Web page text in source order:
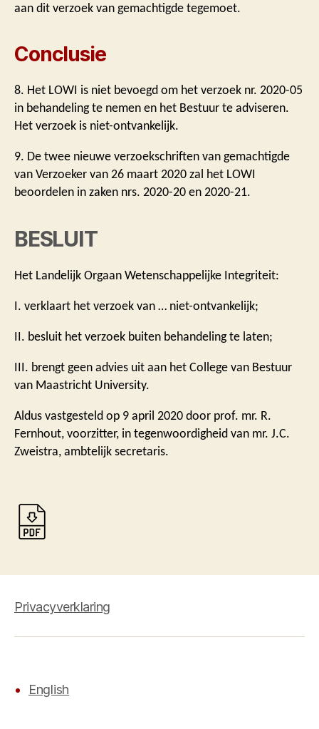
aan dit verzoek van gemachtigde tegemoet.
Conclusie
8. Het LOWI is niet bevoegd om het verzoek nr. 2020-05
in behandeling te nemen en het Bestuur te adviseren.
Het verzoek is niet-ontvankelijk.
9. De twee nieuwe verzoekschriften van gemachtigde
van Verzoeker van 26 maart 2020 zal het LOWI
beoordelen in zaken nrs. 2020-20 en 2020-21.
BESLUIT
Het Landelijk Orgaan Wetenschappelijke Integriteit:
I. verklaart het verzoek van … niet-ontvankelijk;
II. besluit het verzoek buiten behandeling te laten;
III. brengt geen advies uit aan het College van Bestuur
van Maastricht University.
Aldus vastgesteld op 9 april 2020 door prof. mr. R.
Fernhout, voorzitter, in tegenwoordigheid van mr. J.C.
Zweistra, ambtelijk secretaris.
Privacyverklaring
English